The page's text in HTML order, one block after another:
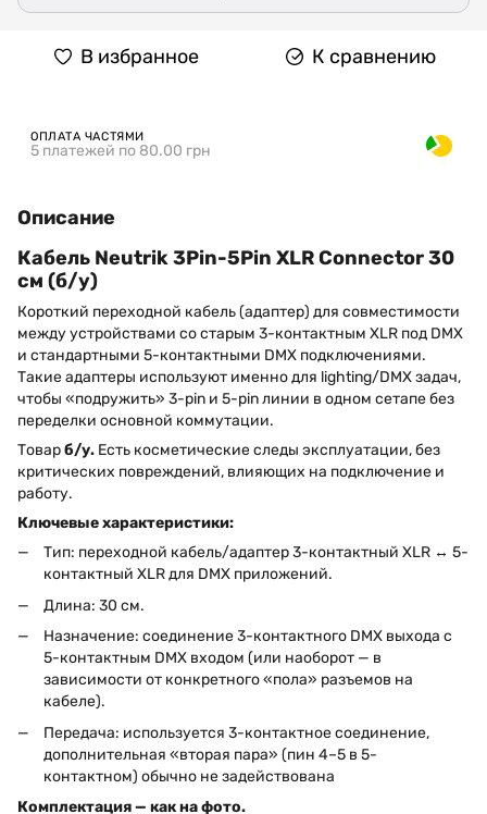
В избранное К сравнению
ОПЛАТА ЧАСТЯМИ
5 платежей по 80.00 грн
Описание
Кабель Neutrik 3Pin-5Pin XLR Connector 30
см (б/у)
Короткий переходной кабель (адаптер) для совместимости
между устройствами со старым 3-контактным XLR под DMX
и стандартными 5-контактными DMX подключениями.
Такие адаптеры используют именно для lighting/DMX задач,
чтобы «подружить» 3-pin и 5-pin линии в одном сетапе без
переделки основной коммутации.
Товарб/у. Есть косметические следы эксплуатации, без
критических повреждений, влияющих на подключение и
работу.
Ключевые характеристики:
Тип: переходной кабель/адаптер 3-контактный XLR ↔ 5-
контактный XLR для DMX приложений.
Длина: 30 см.
Назначение: соединение 3-контактного DMX выхода с
5-контактным DMX входом (или наоборот — в
зависимости от конкретного «пола» разъемов на
кабеле).
Передача: используется 3-контактное соединение,
дополнительная «вторая пара» (пин 4–5 в 5-
контактном) обычно не задействована
Комплектация — как на фото.